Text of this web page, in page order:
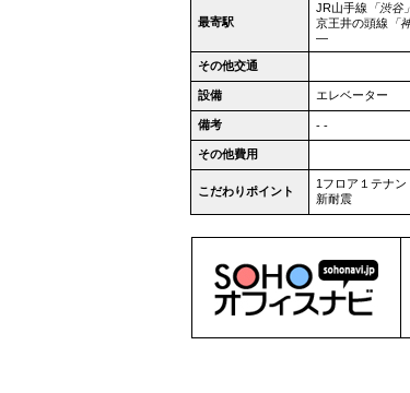
最寄駅
JR山手線 「渋谷
京王井の頭線 「
―
その他交通
設備 エレベーター
備考 - -
その他費用
こだわりポイント
1フロア１テナン
新耐震